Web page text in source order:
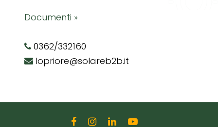
Documenti »
0362/332160
lopriore@solareb2b.it